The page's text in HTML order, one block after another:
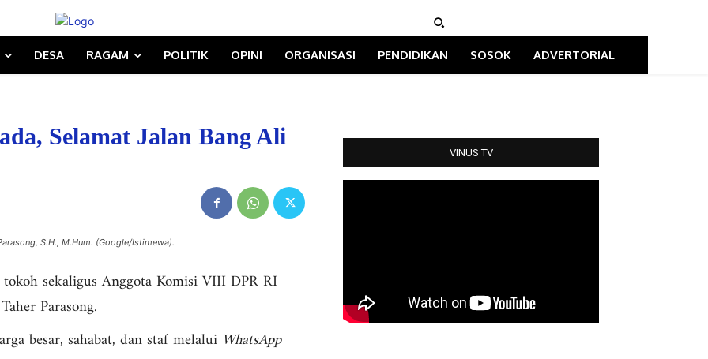
DESA RAGAM POLITIK OPINI ORGANISASI PENDIDIKAN SOSOK ADVERTORIAL
Selamat Jalan Bang Ali
S.H., M.Hum. (Google/Istimewa).
sekaligus Anggota Komisi VIII DPR RI
Parasong.
besar, sahabat, dan staf melalui WhatsApp
VINUS TV